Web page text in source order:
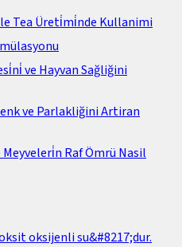
Tea Üreti̇mi̇nde Kullanimi
ve Hayvan Sağliğini
ve Parlakliğini Artiran
Raf Ömrü Nasil
oksijenli su&#8217;dur.